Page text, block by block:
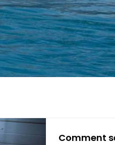
Comment